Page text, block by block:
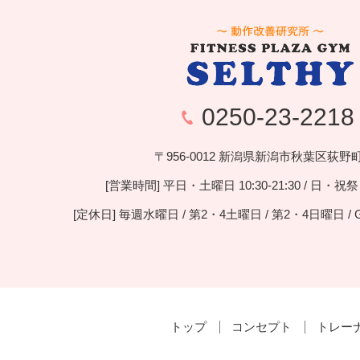
0250-23-2218
〒956-0012 新潟県新潟市秋葉区荻野
[営業時間] 平日・土曜日 10:30-21:30 / 日・祝
[定休日] 毎週水曜日 / 第2・4土曜日 / 第2・4日曜日 /
トップ コンセプト トレー